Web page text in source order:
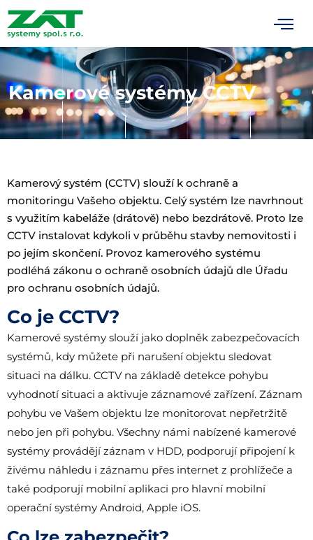
Kamerové systémy CCTV
Kamerový systém (CCTV) slouží k ochraně a
monitoringu Vašeho objektu. Celý systém lze navrhnout
s využitím kabeláže (drátově) nebo bezdrátově. Proto lze
CCTV instalovat kdykoli v průběhu stavby nemovitosti i
po jejím skončení. Provoz kamerového systému
podléhá zákonu o ochraně osobních údajů dle Úřadu
pro ochranu osobních údajů.
Co je CCTV?
Kamerové systémy slouží jako doplněk zabezpečovacích
systémů, kdy můžete při narušení objektu sledovat
situaci na dálku. CCTV na základě detekce pohybu
vyhodnotí situaci a aktivuje záznamové zařízení. Záznam
pohybu ve Vašem objektu lze monitorovat nepřetržitě
nebo jen při pohybu. Všechny námi nabízené kamerové
systémy provádějí záznam v HDD, podporují připojení k
živému náhledu i záznamu přes internet z prohlížeče a
také podporují mobilní aplikaci pro hlavní mobilní
operační systémy Android, Apple iOS.